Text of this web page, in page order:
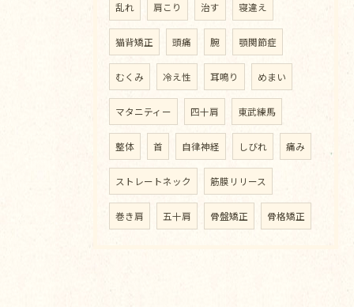
乱れ 肩こり 治す 寝違え
猫背矯正 頭痛 腕 顎関節症
むくみ 冷え性 耳鳴り めまい
マタニティー 四十肩 東武練馬
整体 首 自律神経 しびれ 痛み
ストレートネック 筋膜リリース
巻き肩 五十肩 骨盤矯正 骨格矯正